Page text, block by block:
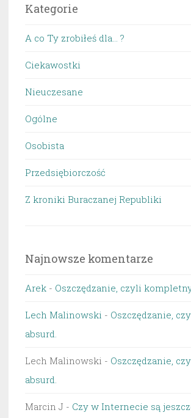
Kategorie
A co Ty zrobiłeś dla… ?
Ciekawostki
Nieuczesane
Ogólne
Osobista
Przedsiębiorczość
Z kroniki Buraczanej Republiki
Najnowsze komentarze
Arek - Oszczędzanie, czyli
Lech Malinowski - Oszczędzanie,
absurd.
Lech Malinowski - Oszczędzanie,
absurd.
Marcin J - Czy w Internecie są